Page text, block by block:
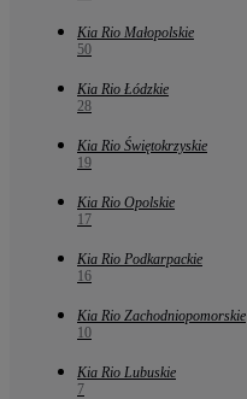
Kia Rio Małopolskie
50
Kia Rio Łódzkie
28
Kia Rio Świętokrzyskie
19
Kia Rio Opolskie
17
Kia Rio Podkarpackie
16
Kia Rio Zachodniopomorskie
10
Kia Rio Lubuskie
7